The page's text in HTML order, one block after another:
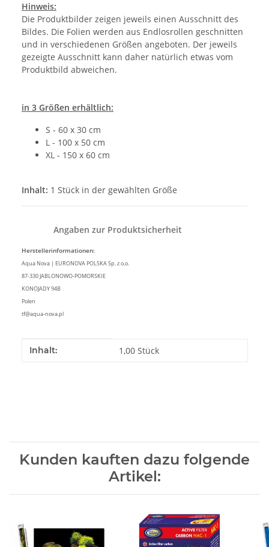
Hinweis:
Die Produktbilder zeigen jeweils einen Ausschnitt des
Bildes. Die Folien werden aus Endlosrollen geschnitten
und in verschiedenen Größen angeboten. Der jeweils
gezeigte Ausschnitt kann daher natürlich etwas vom
Produktbild abweichen.
in 3 Größen erhältlich:
S - 60 x 30 cm
L - 100 x 50 cm
XL - 150 x 60 cm
Inhalt: 1 Stück in der gewählten Größe
Angaben zur Produktsicherheit
Herstellerinformationen:
Aqua Nova | EURONOVA POLSKA Sp. z o.o.
87-330 JABLONOWO-POMORSKIE
KONOJADY 94B
Polen
tf@aqua-nova.pl
Produkteigenschaft
Wert
Inhalt: 1,00 Stück
Kunden kauften dazu folgende
Artikel: